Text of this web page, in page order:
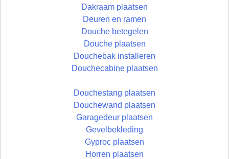
Dakraam plaatsen
Deuren en ramen
Douche betegelen
Douche plaatsen
Douchebak installeren
Douchecabine plaatsen
Douchestang plaatsen
Douchewand plaatsen
Garagedeur plaatsen
Gevelbekleding
Gyproc plaatsen
Horren plaatsen